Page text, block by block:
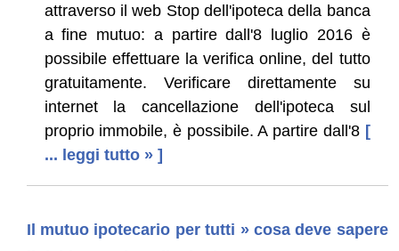
attraverso il web Stop dell'ipoteca della banca
a fine mutuo: a partire dall'8 luglio 2016 è
possibile effettuare la verifica online, del tutto
gratuitamente. Verificare direttamente su
internet la cancellazione dell'ipoteca sul
proprio immobile, è possibile. A partire dall'8 [
... leggi tutto » ]
Il mutuo ipotecario per tutti » cosa deve sapere